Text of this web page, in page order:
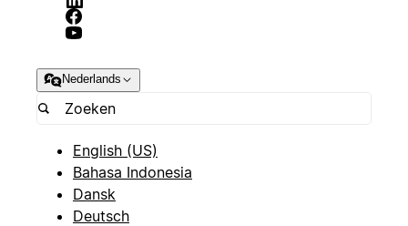
Nederlands
English (US)
Bahasa Indonesia
Dansk
Deutsch